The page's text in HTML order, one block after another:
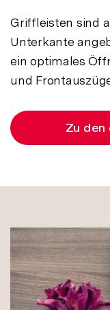
Griffleisten sind
Unterkante
ein optimales
und
Zu den